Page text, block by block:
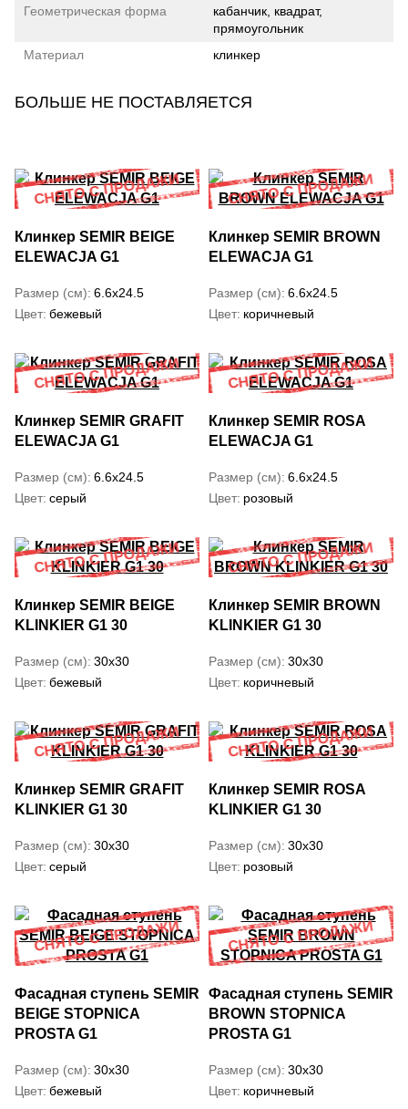
Геометрическая форма
кабанчик, квадрат,
прямоугольник
Материал
клинкер
БОЛЬШЕ НЕ ПОСТАВЛЯЕТСЯ
Клинкер SEMIR BEIGE
ELEWACJA G1
Размер (см) 6.6x24.5
Цвет бежевый
Клинкер SEMIR BROWN
ELEWACJA G1
Размер (см) 6.6x24.5
Цвет коричневый
Клинкер SEMIR GRAFIT
ELEWACJA G1
Размер (см) 6.6x24.5
Цвет серый
Клинкер SEMIR ROSA
ELEWACJA G1
Размер (см) 6.6x24.5
Цвет розовый
Клинкер SEMIR BEIGE
KLINKIER G1 30
Размер (см) 30x30
Цвет бежевый
Клинкер SEMIR BROWN
KLINKIER G1 30
Размер (см) 30x30
Цвет коричневый
Клинкер SEMIR GRAFIT
KLINKIER G1 30
Размер (см) 30x30
Цвет серый
Клинкер SEMIR ROSA
KLINKIER G1 30
Размер (см) 30x30
Цвет розовый
Фасадная ступень SEMIR
BEIGE STOPNICA
PROSTA G1
Размер (см) 30x30
Цвет бежевый
Фасадная ступень SEMIR
BROWN STOPNICA
PROSTA G1
Размер (см) 30x30
Цвет коричневый